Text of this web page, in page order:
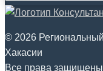
© 2026
Хакасии
Все права защищены